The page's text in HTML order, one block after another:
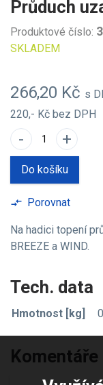
Průduch
Produktové číslo:
SKLADEM
266,20 Kč s
220,- Kč bez DPH
- +
Do košíku
compare_arrows Porovnat
Na hadici topení
BREEZE a WIND.
Tech. data
Hmotnost [kg]
Komentáře